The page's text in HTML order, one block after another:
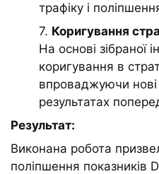
трафіку і
7. Коригування
На основі зібраної
коригування в
впроваджуючи нові
результатах
Результат:
Виконана робота
поліпшення показників